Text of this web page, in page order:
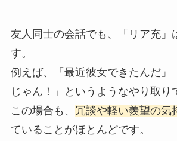
友人同士の会話でも、「リア充」
す。
例えば、「最近彼女できたんだ」
じゃん！」というようなやり取り
この場合も、 冗談や軽い羨望の気
ていることがほとんどです。